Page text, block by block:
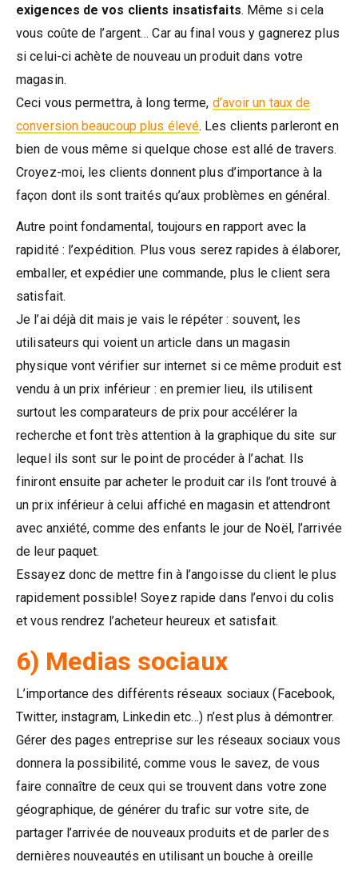
exigences de vos clients insatisfaits. Même si cela
vous coûte de l’argent… Car au final vous y gagnerez plus
si celui-ci achète de nouveau un produit dans votre
magasin.
Ceci vous permettra, à long terme, d’avoir un taux de
conversion beaucoup plus élevé. Les clients parleront en
bien de vous même si quelque chose est allé de travers.
Croyez-moi, les clients donnent plus d’importance à la
façon dont ils sont traités qu’aux problèmes en général.
Autre point fondamental, toujours en rapport avec la
rapidité : l’expédition. Plus vous serez rapides à élaborer,
emballer, et expédier une commande, plus le client sera
satisfait.
Je l’ai déjà dit mais je vais le répéter : souvent, les
utilisateurs qui voient un article dans un magasin
physique vont vérifier sur internet si ce même produit est
vendu à un prix inférieur : en premier lieu, ils utilisent
surtout les comparateurs de prix pour accélérer la
recherche et font très attention à la graphique du site sur
lequel ils sont sur le point de procéder à l’achat. Ils
finiront ensuite par acheter le produit car ils l’ont trouvé à
un prix inférieur à celui affiché en magasin et attendront
avec anxiété, comme des enfants le jour de Noël, l’arrivée
de leur paquet.
Essayez donc de mettre fin à l’angoisse du client le plus
rapidement possible! Soyez rapide dans l’envoi du colis
et vous rendrez l’acheteur heureux et satisfait.
6) Medias sociaux
L’importance des différents réseaux sociaux (Facebook,
Twitter, instagram, Linkedin etc…) n’est plus à démontrer.
Gérer des pages entreprise sur les réseaux sociaux vous
donnera la possibilité, comme vous le savez, de vous
faire connaître de ceux qui se trouvent dans votre zone
géographique, de générer du trafic sur votre site, de
partager l’arrivée de nouveaux produits et de parler des
dernières nouveautés en utilisant un bouche à oreille